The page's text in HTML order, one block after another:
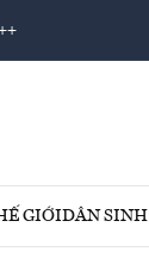
GIỚIDÂN SINH